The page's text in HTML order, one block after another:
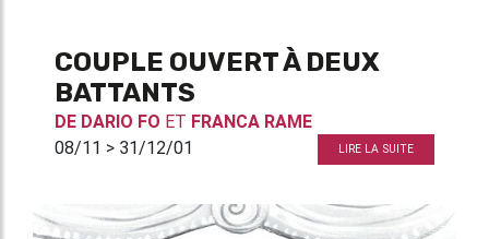
COUPLE OUVERT À DEUX
BATTANTS
DE DARIO FO ET FRANCA RAME
08/11 > 31/12/01
LIRE LA SUITE